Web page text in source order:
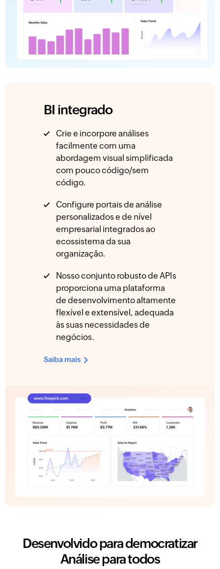
BI integrado
Crie e incorpore análises
facilmente com uma
abordagem visual simplificada
com pouco código/sem
código.
Configure portais de análise
personalizados e de nível
empresarial integrados ao
ecossistema da sua
organização.
Nosso conjunto robusto de APIs
proporciona uma plataforma
de desenvolvimento altamente
flexível e extensível, adequada
às suas necessidades de
negócios.
Saiba mais
Desenvolvido para democratizar
Análise para todos